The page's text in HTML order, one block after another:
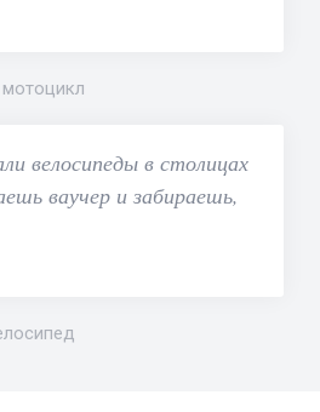
велосипеды в столицах
ваучер и забираешь,